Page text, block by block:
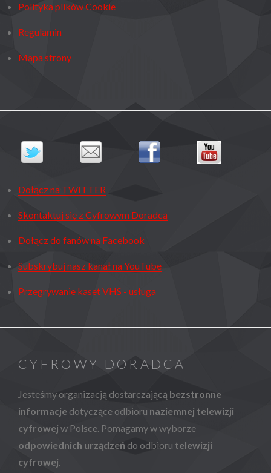
Polityka plików Cookie
Regulamin
Mapa strony
Dołącz na TWITTER
Skontaktuj się z Cyfrowym Doradcą
Dołącz do fanów na Facebook
Subskrybuj nasz kanał na YouTube
Przegrywanie kaset VHS - usługa
CYFROWY DORADCA
Jesteśmy organizacją dostarczającą bezstronne
informacje dotyczące odbioru naziemnej telewizji
cyfrowej w Polsce. Pomagamy w wyborze
odpowiednich urządzeń do odbioru telewizji
cyfrowej